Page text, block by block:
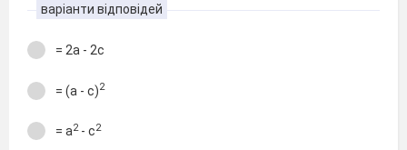
варіанти відповідей
= 2а - 2с
= (а - с)2
= а2- с2